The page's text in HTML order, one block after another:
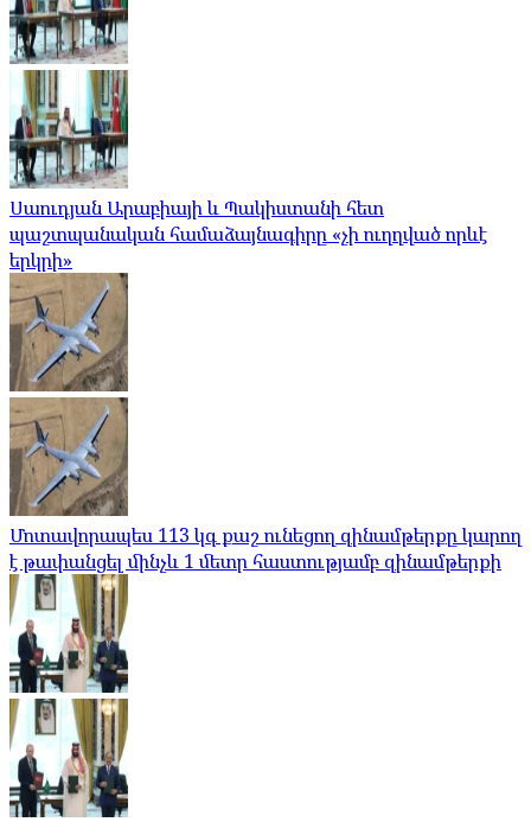
Սաուդյան Արաբիայի և Պակիստանի հետ
պաշտպանական համաձայնագիրը «չի ուղղված որևէ
երկրի»
Մոտավորապես 113 կգ քաշ ունեցող զինամթերքը կարող
է թափանցել մինչև 1 մետր հաստությամբ զինամթերքի